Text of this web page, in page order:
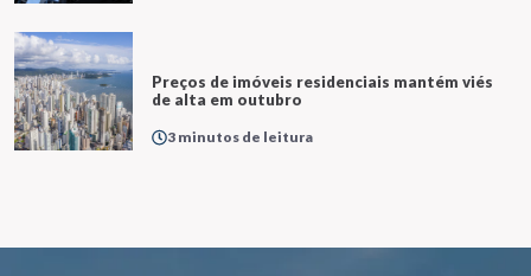
Preços de imóveis residenciais mantém viés
de alta em outubro
3 minutos de leitura